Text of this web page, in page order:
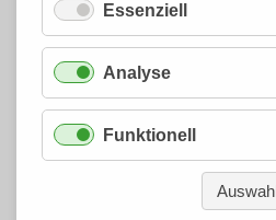
Essenziell
Analyse
Funktionell